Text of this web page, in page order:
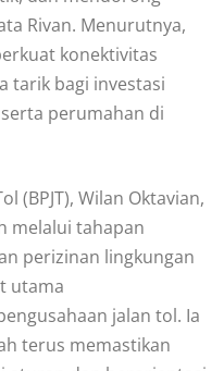
Rivan. Menurutnya,
konektivitas
tarik bagi investasi
perumahan di
(BPJT), Wilan Oktavian,
melalui tahapan
perizinan lingkungan
utama
jalan tol. Ia
terus memastikan